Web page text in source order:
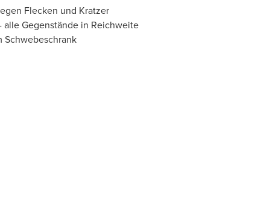
Flecken und Kratzer
Gegenstände in Reichweite
Schwebeschrank